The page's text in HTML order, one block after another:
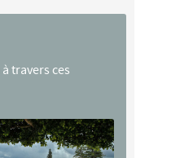
à travers ces